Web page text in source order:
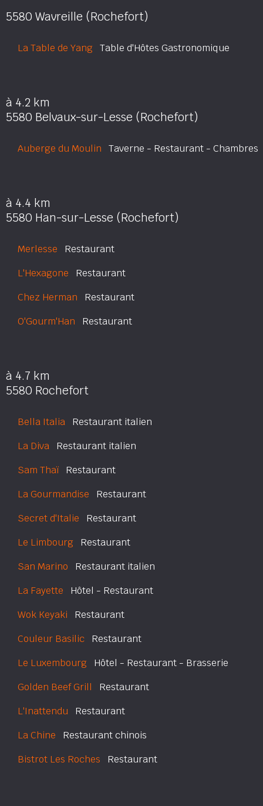
5580 Wavreille (Rochefort)
La Table de Yang Table d'Hôtes Gastronomique
à 4.2 km
5580 Belvaux-sur-Lesse (Rochefort)
Auberge du Moulin Taverne - Restaurant - Chambres
à 4.4 km
5580 Han-sur-Lesse (Rochefort)
Merlesse Restaurant
L'Hexagone Restaurant
Chez Herman Restaurant
O'Gourm'Han Restaurant
à 4.7 km
5580 Rochefort
Bella Italia Restaurant italien
La Diva Restaurant italien
Sam Thaï Restaurant
La Gourmandise Restaurant
Secret d'Italie Restaurant
Le Limbourg Restaurant
San Marino Restaurant italien
La Fayette Hôtel - Restaurant
Wok Keyaki Restaurant
Couleur Basilic Restaurant
Le Luxembourg Hôtel - Restaurant - Brasserie
Golden Beef Grill Restaurant
L'Inattendu Restaurant
La Chine Restaurant chinois
Bistrot Les Roches Restaurant